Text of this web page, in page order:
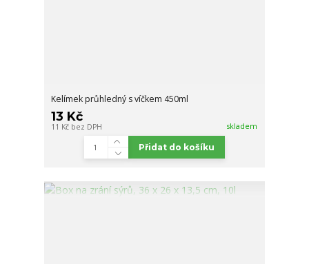
Kelímek průhledný s víčkem 450ml
13 Kč
11 Kč bez DPH skladem
Přidat do košíku